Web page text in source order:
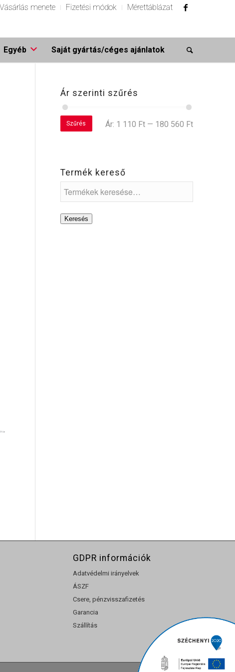
Vásárlás menete Fizetési módok Mérettáblázat
Egyéb Saját gyártás/céges ajánlatok
Ár szerinti szűrés
Szűrés Ár: 1 110 Ft — 180 560 Ft
Termék kereső
Keresés
GDPR információk
Adatvédelmi irányelvek
ÁSZF
Csere, pénzvisszafizetés
Garancia
Szállítás